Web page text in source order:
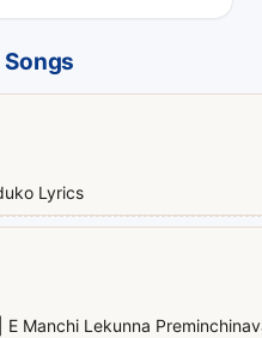
Lyrics
Lekunna